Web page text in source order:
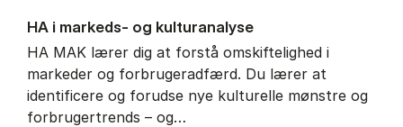
HA i mar­keds- og kul­tu­r­a­na­ly­se
HA MAK lærer dig at forstå omskiftelighed i
markeder og forbrugeradfærd. Du lærer at
identificere og forudse nye kulturelle mønstre og
forbrugertrends – og…